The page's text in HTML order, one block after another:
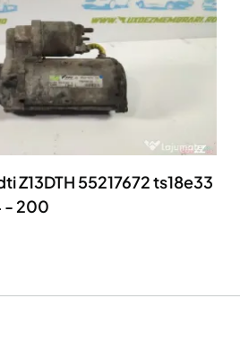
profesionale
Z13DTH 55217672 ts18e33
- 200